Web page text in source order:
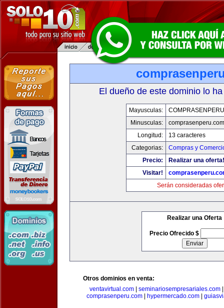
El dueño de este dominio lo
Mayusculas:
Minusculas:
comprasenperu.com
Longitud:
13 caracteres
Categorias:
Compras y
Precio:
Realizar una oferta!
Visitar!
Serán consideradas
Realizar una Oferta
Precio Ofrecido $
Otros dominios en venta:
ventavirtual.com
seminariosempresariales.com
comprasenperu.com
hypermercado.com